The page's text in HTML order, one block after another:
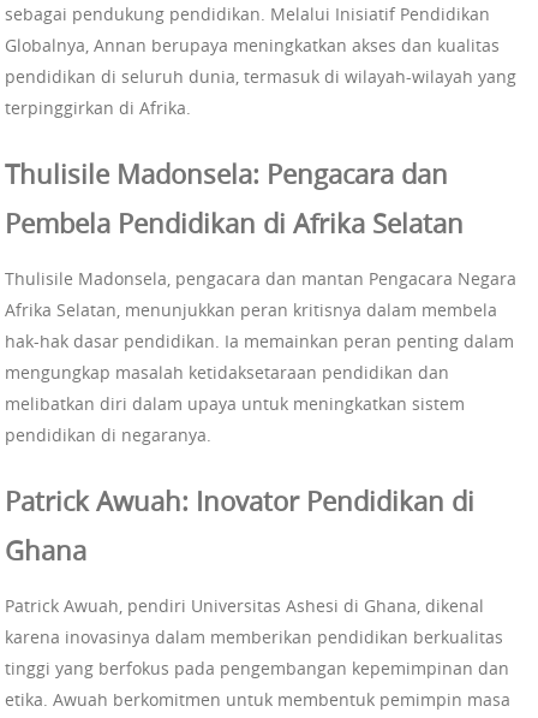
sebagai pendukung pendidikan. Melalui Inisiatif Pendidikan
Globalnya, Annan berupaya meningkatkan akses dan kualitas
pendidikan di seluruh dunia, termasuk di wilayah-wilayah yang
terpinggirkan di Afrika.
Thulisile Madonsela: Pengacara dan
Pembela Pendidikan di Afrika Selatan
Thulisile Madonsela, pengacara dan mantan Pengacara Negara
Afrika Selatan, menunjukkan peran kritisnya dalam membela
hak-hak dasar pendidikan. Ia memainkan peran penting dalam
mengungkap masalah ketidaksetaraan pendidikan dan
melibatkan diri dalam upaya untuk meningkatkan sistem
pendidikan di negaranya.
Patrick Awuah: Inovator Pendidikan di
Ghana
Patrick Awuah, pendiri Universitas Ashesi di Ghana, dikenal
karena inovasinya dalam memberikan pendidikan berkualitas
tinggi yang berfokus pada pengembangan kepemimpinan dan
etika. Awuah berkomitmen untuk membentuk pemimpin masa